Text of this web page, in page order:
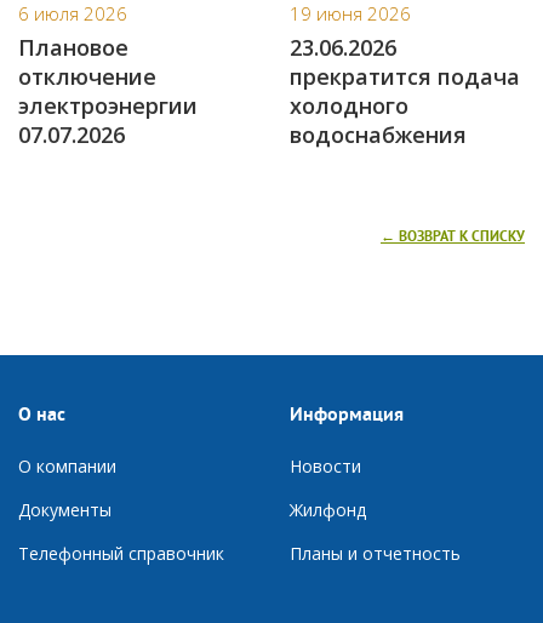
6 июля 2026
Плановое
отключение
электроэнергии
07.07.2026
19 июня 2026
23.06.2026
прекратится подача
холодного
водоснабжения
← ВОЗВРАТ К СПИСКУ
О нас
О компании
Документы
Телефонный справочник
Информация
Новости
Жилфонд
Планы и отчетность